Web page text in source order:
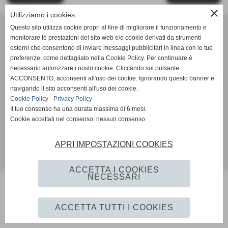
Unione Sportiva Dilettantistica ORATORIO SAN MICHELE
via Mulini, 6 - 25039 Travagliato (Brescia)
n. Registro Nazionale C.O.N.I. Associazioni Sportive - F.I.G.C. 46398 -
F.I.P.A.V. 46399
P.I. 03113970176 C.F 03113970176
PALLACANESTRO e PALLAVOLO c/o Palasport Comunale - via IV Novembre
- 25039 Travagliato (Brescia)
Tel. 030/6864168 Segreteria Oratorio San Michele Fax 030/6864168
Realizzazione siti web www.sitoper.it
close
Utilizziamo i cookies
Questo sito utilizza cookie propri al fine di migliorare il funzionamento e
monitorare le prestazioni del sito web e/o cookie derivati da strumenti
esterni che consentono di inviare messaggi pubblicitari in linea con le tue
preferenze, come dettagliato nella Cookie Policy. Per continuare è
necessario autorizzare i nostri cookie. Cliccando sul pulsante
ACCONSENTO, acconsenti all'uso dei cookie. Ignorando questo banner e
navigando il sito acconsenti all'uso dei cookie.
Cookie Policy - Privacy Policy
Il tuo consenso ha una durata massima di 6 mesi.
Cookie accettati nel consenso: nessun consenso
APRI IMPOSTAZIONI COOKIES
ACCETTA I COOKIES
NECESSARI
ACCETTA TUTTI I COOKIES